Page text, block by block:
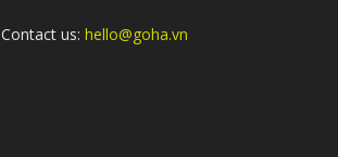
Contact us: hello@goha.vn